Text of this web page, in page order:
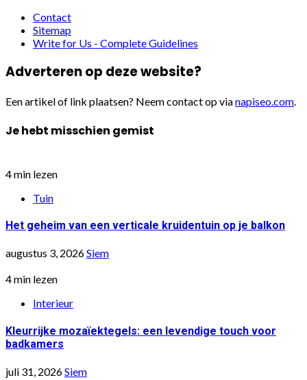
Contact
Sitemap
Write for Us - Complete Guidelines
Adverteren op deze website?
Een artikel of link plaatsen? Neem contact op vianapiseo.com.
Je hebt misschien gemist
4 min lezen
Tuin
Het geheim van een verticale kruidentuin op je balkon
augustus 3, 2026Siem
4 min lezen
Interieur
Kleurrijke mozaïektegels: een levendige touch voor
badkamers
juli 31, 2026Siem